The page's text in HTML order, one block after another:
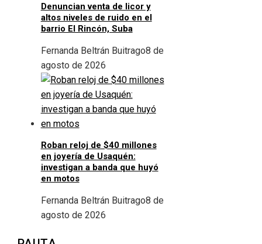
Denuncian venta de licor y
altos niveles de ruido en el
barrio El Rincón, Suba
Fernanda Beltrán Buitrago8 de
agosto de 2026
Roban reloj de $40 millones
en joyería de Usaquén:
investigan a banda que huyó
en motos
Fernanda Beltrán Buitrago8 de
agosto de 2026